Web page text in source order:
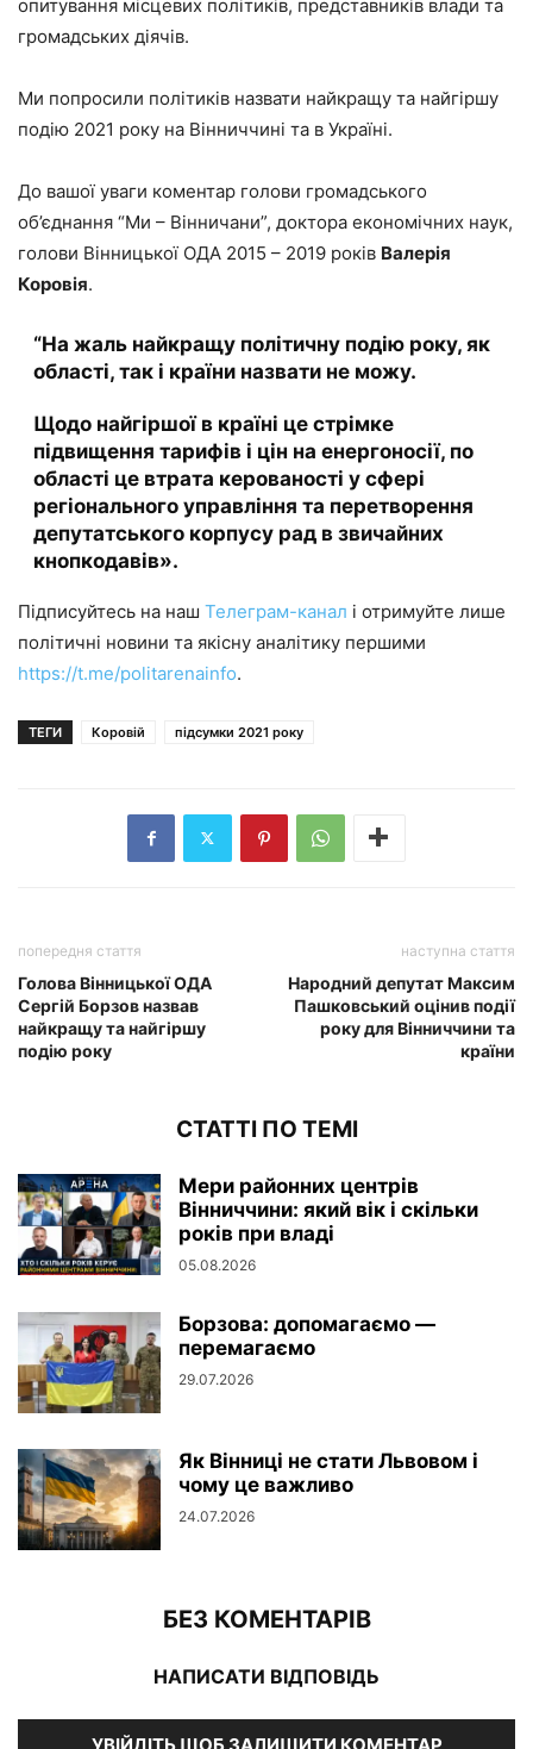
опитування місцевих політиків, представників влади та
громадських діячів.
Ми попросили політиків назвати найкращу та найгіршу
подію 2021 року на Вінниччині та в Україні.
До вашої уваги коментар голови громадського
об’єднання “Ми – Вінничани”, доктора економічних наук,
голови Вінницької ОДА 2015 – 2019 років Валерія
Коровія.
“На жаль найкращу політичну подію року, як
області, так і країни назвати не можу.
Щодо найгіршої в країні це стрімке
підвищення тарифів і цін на енергоносії, по
області це втрата керованості у сфері
регіонального управління та перетворення
депутатського корпусу рад в звичайних
кнопкодавів».
Підписуйтесь на наш Телеграм-канал і отримуйте лише
політичні новини та якісну аналітику першими
https://t.me/politarenainfo.
ТЕГИ Коровій підсумки 2021 року
попередня стаття
Голова Вінницької ОДА
Сергій Борзов назвав
найкращу та найгіршу
подію року
наступна стаття
Народний депутат Максим
Пашковський оцінив події
року для Вінниччини та
країни
СТАТТІ ПО ТЕМІ
Мери районних центрів
Вінниччини: який вік і скільки
років при владі
05.08.2026
Борзова: допомагаємо —
перемагаємо
29.07.2026
Як Вінниці не стати Львовом і
чому це важливо
24.07.2026
БЕЗ КОМЕНТАРІВ
НАПИСАТИ ВІДПОВІДЬ
УВІЙДІТЬ ЩОБ ЗАЛИШИТИ КОМЕНТАР